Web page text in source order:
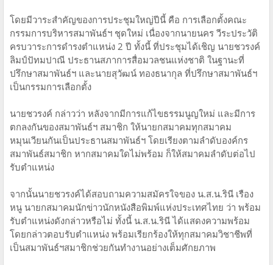
โดยมีวาระสำคัญของการประชุมใหญ่ปีนี้ คือ การเลือกตั้งคณะ
กรรมการบริหารสมาพันธ์ฯ ชุดใหม่ เนื่องจากนายนคร วีระประวัติ
ครบวาระการดำรงตำแหน่ง 2 ปี ทั้งนี้ ที่ประชุมได้เชิญ นายชวรงค์
ลิมป์ปัทมปาณี ประธานสภาการสื่อมวลชนแห่งชาติ ในฐานะที่
ปรึกษาสมาพันธ์ฯ และนายสุวัฒน์ ทองธนากุล ที่ปรึกษาสมาพันธ์ฯ
เป็นกรรมการเลือกตั้ง
นายชวรงค์ กล่าวว่า หลังจากมีการแก้ไขธรรมนูญใหม่ และมีการ
ตกลงกันของสมาพันธ์ฯ สมาชิก ให้นายกสมาคมทุกสมาคม
หมุนเวียนกันเป็นประธานสมาพันธ์ฯ โดยเรียงตามลำดับองค์กร
สมาพันธ์สมาชิก หากสมาคมใดไม่พร้อม ก็ให้สมาคมลำดับต่อไป
รับตำแหน่ง
จากนั้นนายชวรงค์ได้สอบถามความสมัครใจของ น.ส.น.รินี เรือง
หนู นายกสมาคมนักข่าวนักหนังสือพิมพ์แห่งประเทศไทย ว่า พร้อม
รับตำแหน่งดังกล่าวหรือไม่ ทั้งนี้ น.ส.น.รินี ได้แสดงความพร้อม
โดยกล่าวตอบรับตำแหน่ง พร้อมเรียกร้องให้ทุกสมาคมวิชาชีพที่
เป็นสมาพันธ์ฯสมาชิกช่วยกันทำงานอย่างเต็มศักยภาพ